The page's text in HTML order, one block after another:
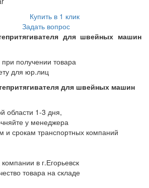
Купить в 1 клик
Задать вопрос
для швейных машин
получении товара
для юр.лиц
для швейных машин
области 1-3 дня,
у менеджера
и срокам транспортных компаний
в г.Егорьевск
товара на складе